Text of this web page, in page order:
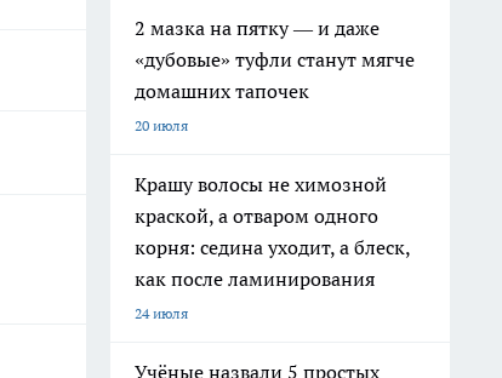
2 мазка на пятку — и даже
«дубовые» туфли станут мягче
домашних тапочек
20 июля
Крашу волосы не химозной
краской, а отваром одного
корня: седина уходит, а блеск,
как после ламинирования
24 июля
Учёные назвали 5 простых